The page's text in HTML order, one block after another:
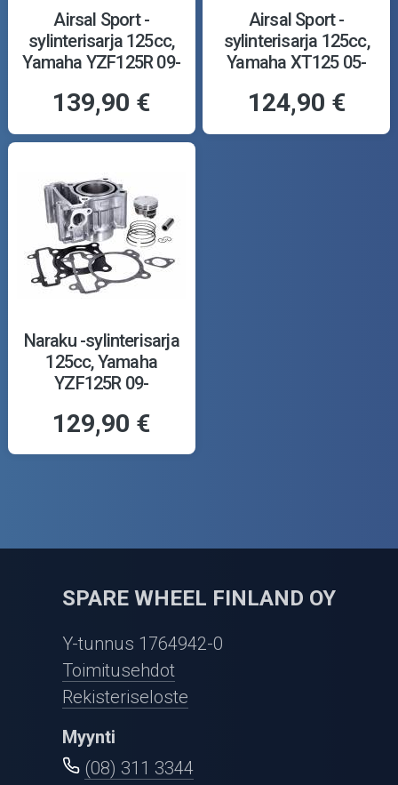
Airsal Sport -
sylinterisarja 125cc,
Yamaha YZF125R 09-
139,90 €
Airsal Sport -
sylinterisarja 125cc,
Yamaha XT125 05-
124,90 €
Naraku -sylinterisarja
125cc, Yamaha
YZF125R 09-
129,90 €
SPARE WHEEL FINLAND OY
Y-tunnus 1764942-0
Toimitusehdot
Rekisteriseloste
Myynti
(08) 311 3344